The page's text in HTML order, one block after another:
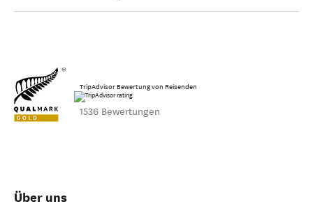
TripAdvisor Bewertung von Reisenden
1536 Bewertungen
Über uns